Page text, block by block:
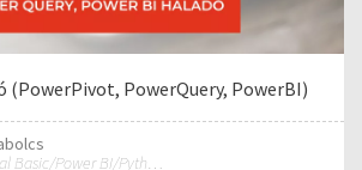
(PowerPivot, PowerQuery, PowerBI)
MS Excel/Visual Basic/Power BI/Python adatelemzési szakértő